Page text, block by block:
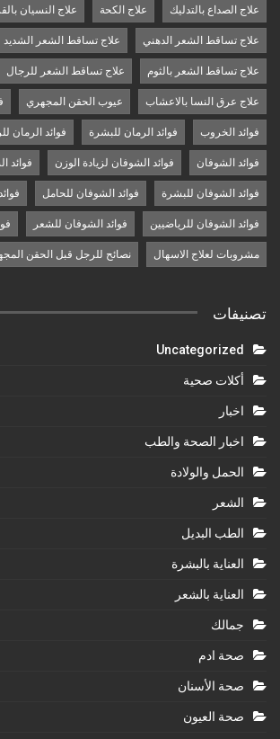
علاج الصداع بالتدليك علاج الكحة علاج النسيان
علاج تساقط الشعر الدهني علاج تساقط الشعر الشديد
علاج تساقط الشعر بالثوم علاج تساقط الشعر للرجال
علاج عرق النسا بالاعشاب عيوب الحقن المجهري
فوائد الخروب فوائد الرمان للبشرة فوائد الرمان
فوائد الشوفان فوائد الشوفان لزيادة الوزن فوائد
فوائد الشوفان للبشرة فوائد الشوفان للحامل
فوائد الشوفان للرياضيين فوائد الشوفان للشعر
مشروبات لعلاج الاسهال نصائح للرجل قبل الحقن
تصنيفات
Uncategorized
أكلات صحية
اخبار
اخبار الصحة والطب
الحمل والولادة
الشعر
الطب البديل
العناية بالبشرة
العناية بالشعر
جمالك
صحة ادم
صحة الأسنان
صحة العيون